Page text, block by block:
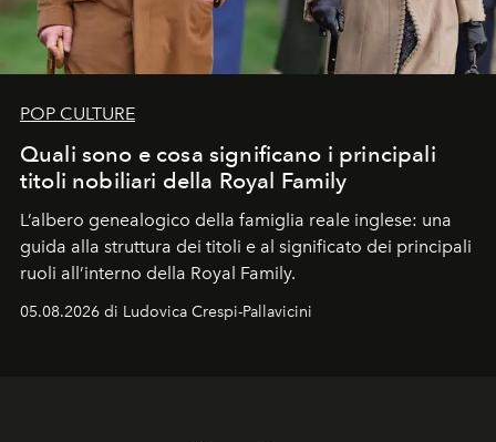
POP CULTURE
Quali sono e cosa significano i principali
titoli nobiliari della Royal Family
L’albero genealogico della famiglia reale inglese: una
guida alla struttura dei titoli e al significato dei principali
ruoli all’interno della Royal Family.
05.08.2026 di Ludovica Crespi-Pallavicini